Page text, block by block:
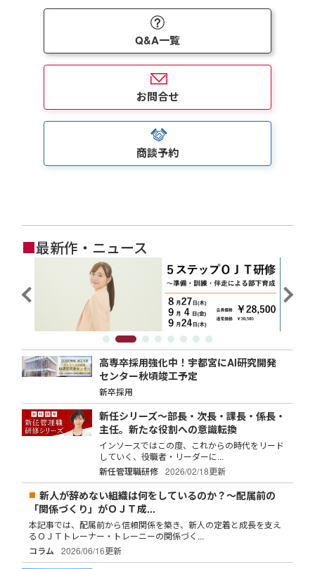
Q&A一覧
お問合せ
商談予約
■最新作・ニュース
高専卒採用強化中！宇都宮にAI研究開発
センター秋頃竣工予定
新卒採用
新任シリーズ～部長・次長・課長・係長・
主任。新たな役割への意識転換
インソースではこの度、これからの時代をリード
していく、役職者・リーダーに...
新任管理職研修
2026/02/18更新
新人が辞めない組織は何をしているのか？～配属前の
「関係づくり」がＯＪＴ成...
本記事では、配属前から信頼関係を築き、新人の定着と成長を支え
るＯＪＴトレーナー・トレーニーの関係づく...
コラム
2026/06/16更新